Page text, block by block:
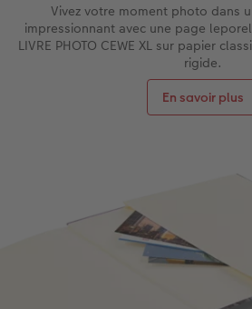
Vivez votre moment photo dans
impressionnant avec une page
LIVRE PHOTO CEWE XL sur papier
rigide.
En savoir plus